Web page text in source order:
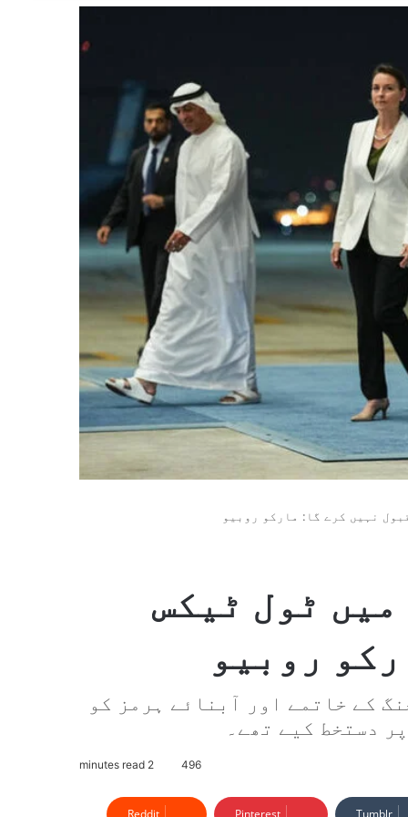
نہیں کرے گا: مارکو روبیو
ٹول ٹیکس
روبیو
صدور نے 17 جون کو جنگ کے خاتمے اور آبنائے ہرمز کو
دستخط کیے تھے۔
496
Tumblr
Pinterest
Reddit